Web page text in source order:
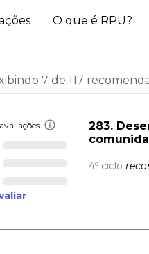
O que é RPU?
7 de 117
avaliações
283.
4º ciclo